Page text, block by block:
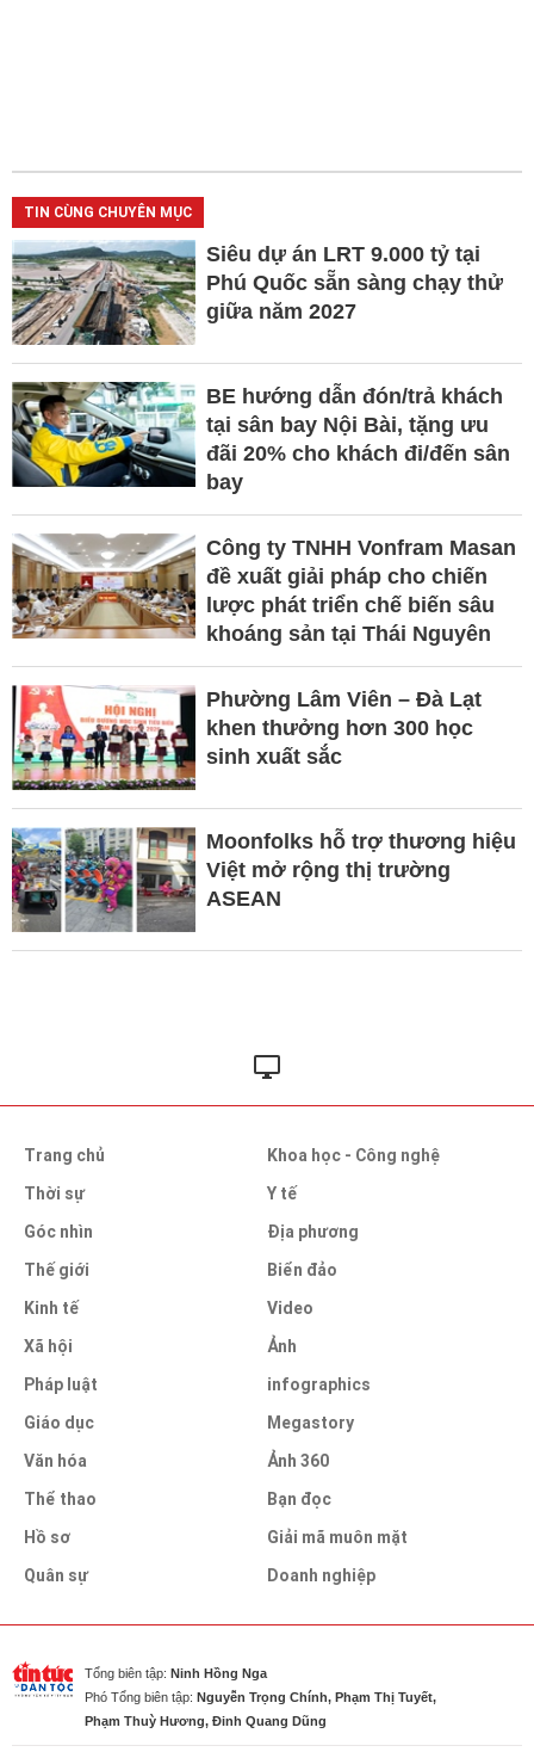
TIN CÙNG CHUYÊN MỤC
Siêu dự án LRT 9.000 tỷ tại
Phú Quốc sẵn sàng chạy thử
giữa năm 2027
BE hướng dẫn đón/trả khách
tại sân bay Nội Bài, tặng ưu
đãi 20% cho khách đi/đến sân
bay
Công ty TNHH Vonfram Masan
đề xuất giải pháp cho chiến
lược phát triển chế biến sâu
khoáng sản tại Thái Nguyên
Phường Lâm Viên – Đà Lạt
khen thưởng hơn 300 học
sinh xuất sắc
Moonfolks hỗ trợ thương hiệu
Việt mở rộng thị trường
ASEAN
Trang chủ
Thời sự
Góc nhìn
Thế giới
Kinh tế
Xã hội
Pháp luật
Giáo dục
Văn hóa
Thể thao
Hồ sơ
Quân sự
Khoa học - Công nghệ
Y tế
Địa phương
Biển đảo
Video
Ảnh
infographics
Megastory
Ảnh 360
Bạn đọc
Giải mã muôn mặt
Doanh nghiệp
Tổng biên tập: Ninh Hồng Nga
Phó Tổng biên tập: Nguyễn Trọng Chính, Phạm Thị Tuyết,
Phạm Thuỳ Hương, Đinh Quang Dũng